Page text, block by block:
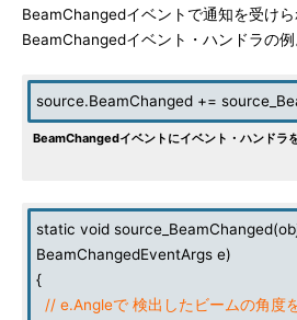
BeamChangedイベントで通知を受けら
BeamChangedイベント・ハンドラの例
source.BeamChanged +=
BeamChangedイベントにイベント・ハンドラ
static void
BeamChangedEventArgs e)
{
// e.Angleで 検出したビームの角度